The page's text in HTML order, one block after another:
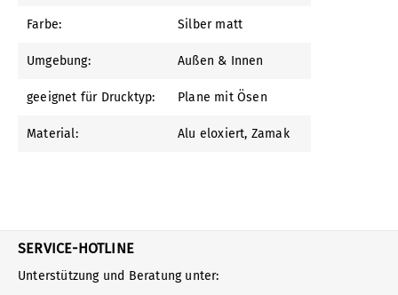
Farbe: Silber matt
Umgebung: Außen & Innen
geeignet für Drucktyp: Plane mit Ösen
Material: Alu eloxiert, Zamak
SERVICE-HOTLINE
Unterstützung und Beratung unter: